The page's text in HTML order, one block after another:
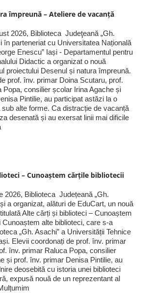
împreună – Ateliere de vacanță
2026, Biblioteca Judeţeană „Gh.
în parteneriat cu Universitatea Națională
Enescu” Iași - Departamentul pentru
Didactic a organizat o nouă
proiectului Desenul și natura împreună.
prof. înv. primar Doina Scutaru, prof.
Popa, consilier școlar Irina Agache și
Pintilie, au participat astăzi la o
alte forme. Ca distracție de vacanță
desenată și au exersat linii mai dificile
– Cunoaștem cărțile bibliotecii
2026, Biblioteca Județeană „Gh.
a organizat, alături de EduCart, un nouă
Alte cărți și biblioteci – Cunoaștem
Cunoaștem alte biblioteci, care s-a
„Gh. Asachi” a Universității Tehnice
Elevii coordonați de prof. înv. primar
înv. primar Raluca Popa, consilier
și prof. înv. primar Denisa Pintilie, au
deosebită cu istoria unei biblioteci
expusă nouă de un reprezentant al